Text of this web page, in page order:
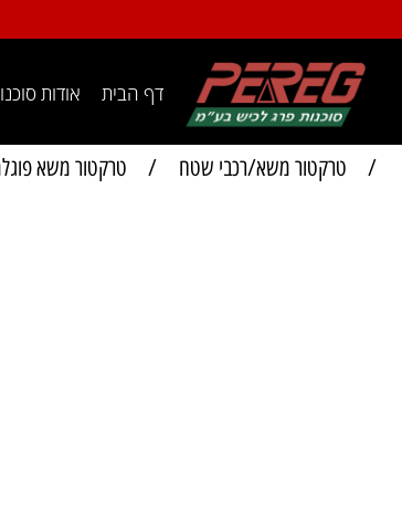
דף הבית אודות סוכנות פרג
משא/רכבי שטח / טרקטור משא פוגלמן